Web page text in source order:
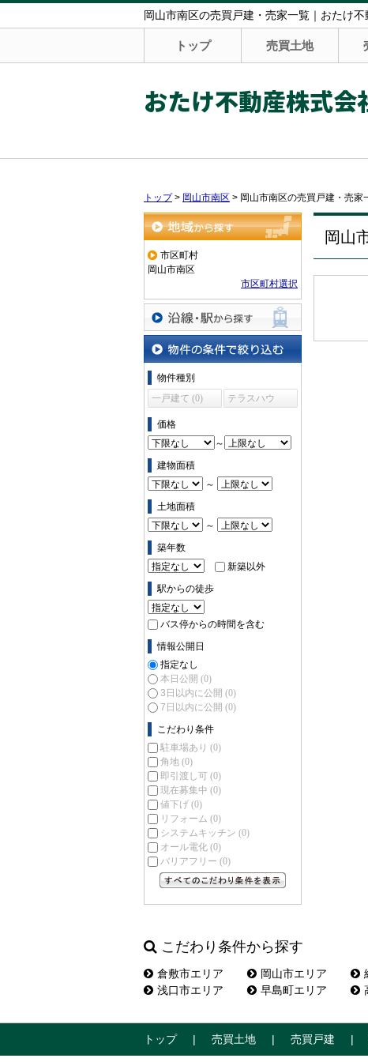
岡山市南区の売買戸建・売家一覧｜おたけ不
トップ 売買土地
おたけ不動産株式会
トップ> 岡山市南区 > 岡山市南区の売買戸建・売家
地域から探す
市区町村
岡山市南区
市区町村選択
沿線・駅から探す
物件の条件で絞り込む
物件種別
一戸建て (0)
テラスハウ
価格
～
建物面積
～
土地面積
～
築年数
新築以外
駅からの徒歩
バス停からの時間を含む
情報公開日
指定なし
本日公開 (0)
3日以内に公開 (0)
7日以内に公開 (0)
こだわり条件
駐車場あり (0)
角地 (0)
即引渡し可 (0)
現在募集中 (0)
値下げ (0)
リフォーム (0)
システムキッチン (0)
オール電化 (0)
バリアフリー (0)
岡山
こだわり条件から探す
倉敷市エリア 岡山市エリア
浅口市エリア
早島町エリア
トップ 売買土地 売買戸建